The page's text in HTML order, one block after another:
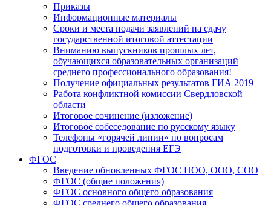
Приказы
Информационные материалы
Сроки и места подачи заявлений на сдачу
государственной итоговой аттестации
Вниманию выпускников прошлых лет,
обучающихся образовательных организаций
среднего профессионального образования!
Получение официальных результатов ГИА 2019
Работа конфликтной комиссии Свердловской
области
Итоговое сочинение (изложение)
Итоговое собеседование по русскому языку
Телефоны «горячей линии» по вопросам
подготовки и проведения ЕГЭ
ФГОС
Введение обновленных ФГОС НОО, ООО, СОО
ФГОС (общие положения)
ФГОС основного общего образования